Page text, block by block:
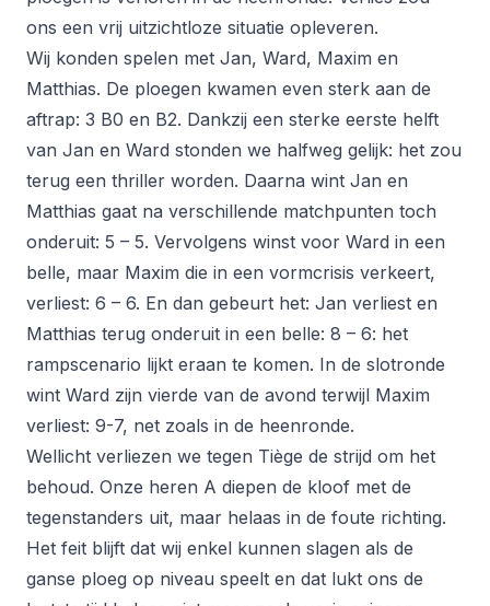
ons een vrij uitzichtloze situatie opleveren.
Wij konden spelen met Jan, Ward, Maxim en
Matthias. De ploegen kwamen even sterk aan de
aftrap: 3 B0 en B2. Dankzij een sterke eerste helft
van Jan en Ward stonden we halfweg gelijk: het zou
terug een thriller worden. Daarna wint Jan en
Matthias gaat na verschillende matchpunten toch
onderuit: 5 – 5. Vervolgens winst voor Ward in een
belle, maar Maxim die in een vormcrisis verkeert,
verliest: 6 – 6. En dan gebeurt het: Jan verliest en
Matthias terug onderuit in een belle: 8 – 6: het
rampscenario lijkt eraan te komen. In de slotronde
wint Ward zijn vierde van de avond terwijl Maxim
verliest: 9-7, net zoals in de heenronde.
Wellicht verliezen we tegen Tiège de strijd om het
behoud. Onze heren A diepen de kloof met de
tegenstanders uit, maar helaas in de foute richting.
Het feit blijft dat wij enkel kunnen slagen als de
ganse ploeg op niveau speelt en dat lukt ons de